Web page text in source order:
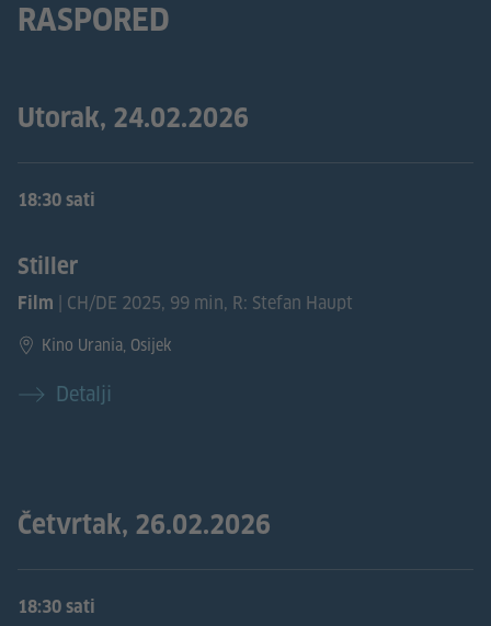
RASPORED
Utorak, 24.02.2026
18:30 sati
Stiller
Film | CH/DE 2025, 99 min, R: Stefan Haupt
Kino Urania, Osijek
Detalji
Četvrtak, 26.02.2026
18:30 sati